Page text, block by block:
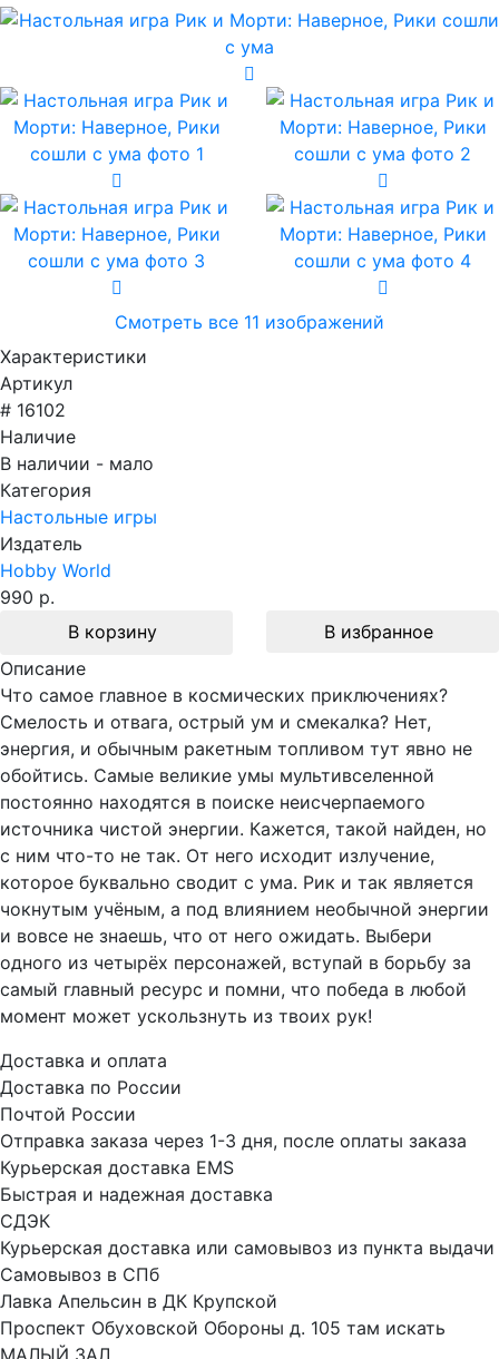
Смотреть все 11 изображений
Характеристики
Артикул
# 16102
Наличие
В наличии - мало
Категория
Настольные игры
Издатель
Hobby World
990 р.
В корзину
В избранное
Описание
Что самое главное в космических приключениях?
Смелость и отвага, острый ум и смекалка? Нет,
энергия, и обычным ракетным топливом тут явно не
обойтись. Самые великие умы мультивселенной
постоянно находятся в поиске неисчерпаемого
источника чистой энергии. Кажется, такой найден, но
с ним что-то не так. От него исходит излучение,
которое буквально сводит с ума. Рик и так является
чокнутым учёным, а под влиянием необычной энергии
и вовсе не знаешь, что от него ожидать. Выбери
одного из четырёх персонажей, вступай в борьбу за
самый главный ресурс и помни, что победа в любой
момент может ускользнуть из твоих рук!
Доставка и оплата
Доставка по России
Почтой России
Отправка заказа через 1-3 дня, после оплаты заказа
Курьерская доставка EMS
Быстрая и надежная доставка
СДЭК
Курьерская доставка или самовывоз из пункта выдачи
Самовывоз в СПб
Лавка Апельсин в ДК Крупской
Проспект Обуховской Обороны д. 105 там искать
МАЛЫЙ ЗАЛ